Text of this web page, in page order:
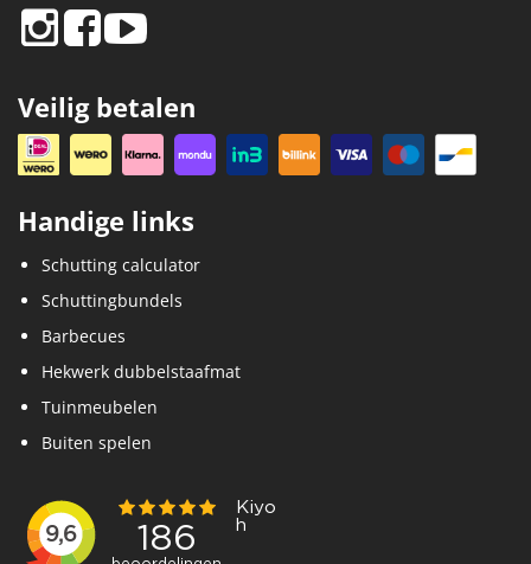
Veilig betalen
Handige links
Schutting calculator
Schuttingbundels
Barbecues
Hekwerk dubbelstaafmat
Tuinmeubelen
Buiten spelen